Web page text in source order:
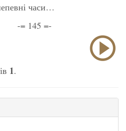
часи…
-= 145 =-
1.